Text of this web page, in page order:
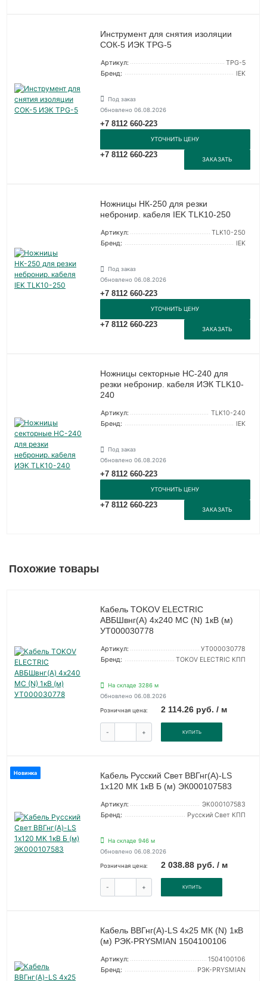
Инструмент для снятия изоляции
СОК-5 ИЭК TPG-5
Артикул:
TPG-5
Бренд:
IEK
Под заказ
Обновлено 06.08.2026
+7 8112 660-223
УТОЧНИТЬ ЦЕНУ
+7 8112 660-223
ЗАКАЗАТЬ
Ножницы НК-250 для резки
небронир. кабеля IEK TLK10-250
Артикул:
TLK10-250
Бренд:
IEK
Под заказ
Обновлено 06.08.2026
+7 8112 660-223
УТОЧНИТЬ ЦЕНУ
+7 8112 660-223
ЗАКАЗАТЬ
Ножницы секторные НС-240 для
резки небронир. кабеля ИЭК TLK10-
240
Артикул:
TLK10-240
Бренд:
IEK
Под заказ
Обновлено 06.08.2026
+7 8112 660-223
УТОЧНИТЬ ЦЕНУ
+7 8112 660-223
ЗАКАЗАТЬ
Похожие товары
Кабель TOKOV ELECTRIC
АВБШвнг(А) 4х240 МС (N) 1кВ (м)
УТ000030778
Артикул:
УТ000030778
Бренд:
TOKOV ELECTRIC КПП
На складе 3286 м
Обновлено 06.08.2026
Розничная цена: 2 114.26 руб. / м
- + КУПИТЬ
Новинка
Кабель Русский Свет ВВГнг(А)-LS
1х120 МК 1кВ Б (м) ЭК000107583
Артикул:
ЭК000107583
Бренд:
Русский Свет КПП
На складе 946 м
Обновлено 06.08.2026
Розничная цена: 2 038.88 руб. / м
- + КУПИТЬ
Кабель ВВГнг(А)-LS 4х25 МК (N) 1кВ
(м) РЭК-PRYSMIAN 1504100106
Артикул:
1504100106
Бренд:
РЭК-PRYSMIAN